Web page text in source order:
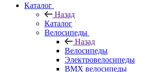
Каталог
Назад
Каталог
Велосипеды
Назад
Велосипеды
Электровелосипеды
BMX велосипеды